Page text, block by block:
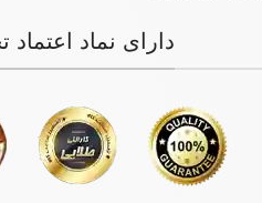
دارای نماد اعتماد